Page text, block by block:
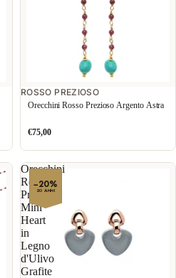
ROSSO PREZIOSO
Orecchini Rosso Prezioso Argento Astra
€75,00
Orecchini
Rosso
Prezioso
Mini
Heart
in
Legno
d'Ulivo
Grafite
−20%
20 ANNI